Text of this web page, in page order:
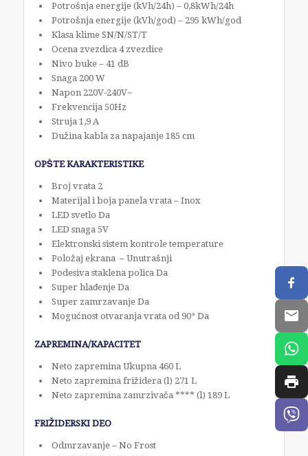
Potrošnja energije (kVh/24h) – 0,8kWh/24h
Potrošnja energije (kVh/god) – 295 kWh/god
Klasa klime SN/N/ST/T
Ocena zvezdica 4 zvezdice
Nivo buke – 41 dB
Snaga 200 W
Napon 220V-240V~
Frekvencija 50Hz
Struja 1,9 A
Dužina kabla za napajanje 185 cm
OPŠTE KARAKTERISTIKE
Broj vrata 2
Materijal i boja panela vrata – Inox
LED svetlo Da
LED snaga 5V
Elektronski sistem kontrole temperature
Položaj ekrana – Unutrašnji
Podesiva staklena polica Da
Super hlađenje Da
Super zamrzavanje Da
Mogućnost otvaranja vrata od 90° Da
ZAPREMINA/KAPACITET
Neto zapremina Ukupna 460 L
Neto zapremina frižidera (l) 271 L
Neto zapremina zamrzivača **** (l) 189 L
FRIŽIDERSKI DEO
Odmrzavanje – No Frost